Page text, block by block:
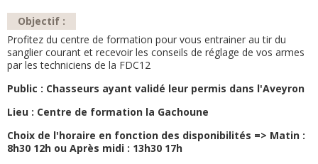
Objectif :
Profitez du centre de formation pour vous entrainer au tir du
sanglier courant et recevoir les conseils de réglage de vos armes
par les techniciens de la FDC12
Public : Chasseurs ayant validé leur permis dans l'Aveyron
Lieu : Centre de formation la Gachoune
Choix de l'horaire en fonction des disponibilités => Matin :
8h30 12h ou Après midi : 13h30 17h